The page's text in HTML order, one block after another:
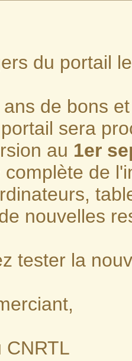
du portail
de bons
sera
au 1er
complète de
nouvelles
tester la
CNRTL